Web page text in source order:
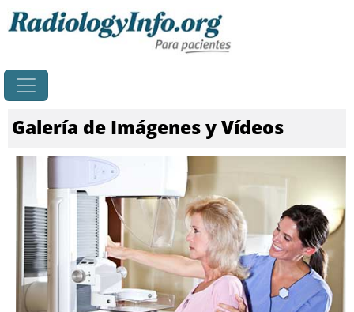
Galería de Imágenes y Vídeos